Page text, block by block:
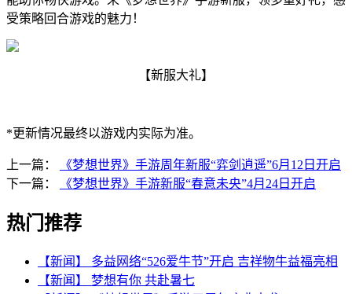
受策略回合游戏的魅力！
【新服大礼】
*更新情况最终以游戏内实际为准。
上一篇：
《梦想世界》手游周年新服“弈剑逍遥”6月12日开启
下一篇：
《梦想世界》手游新服“春意未央”4月24日开启
热门推荐
【新闻】
多益网络“526爱牛节”开启 吉祥物牛益福亮相
【新闻】
梦想有你 共赴暑七